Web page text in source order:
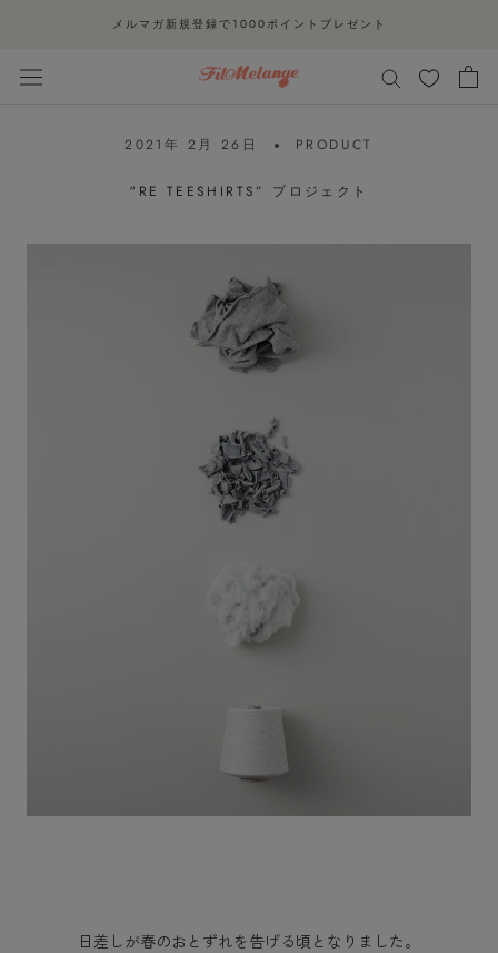
メルマガ新規登録で1000ポイントプレゼント
2021年 2月 26日 PRODUCT
“RE TEESHIRTS” プロジェクト
日差しが春のおとずれを告げる頃となりました。